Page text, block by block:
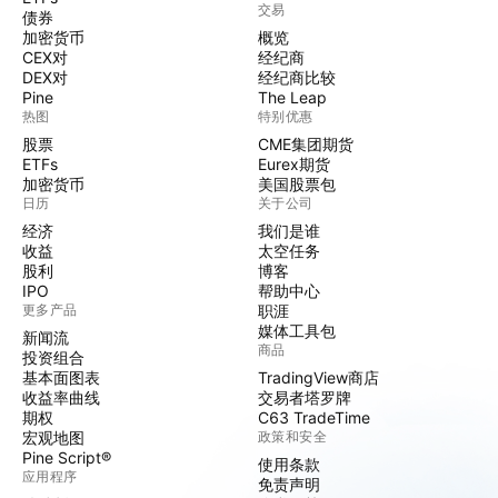
债券
加密货币
CEX对
DEX对
Pine
热图
股票
ETFs
加密货币
日历
经济
收益
股利
IPO
更多产品
新闻流
投资组合
基本面图表
收益率曲线
期权
宏观地图
Pine Script®
应用程序
交易
概览
经纪商
经纪商比较
The Leap
特别优惠
CME集团期货
Eurex期货
美国股票包
关于公司
我们是谁
太空任务
博客
帮助中心
职涯
媒体工具包
商品
TradingView商店
交易者塔罗牌
C63 TradeTime
政策和安全
使用条款
免责声明